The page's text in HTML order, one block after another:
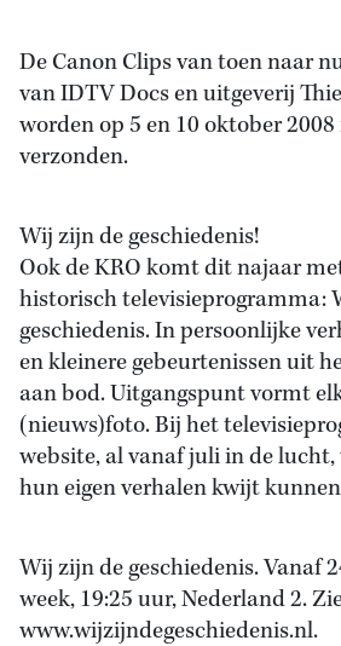
De Canon Clips van toen naar
van IDTV Docs en uitgeverij
worden op 5 en 10 oktober
verzonden.
Wij zijn de geschiedenis!
Ook de KRO komt dit najaar
historisch televisieprogramma:
geschiedenis. In persoonlijke
en kleinere gebeurtenissen uit
aan bod. Uitgangspunt vormt
(nieuws)foto. Bij het
website, al vanaf juli in de
hun eigen verhalen kwijt
Wij zijn de geschiedenis. Vanaf
week, 19:25 uur, Nederland 2.
www.wijzijndegeschiedenis.nl.